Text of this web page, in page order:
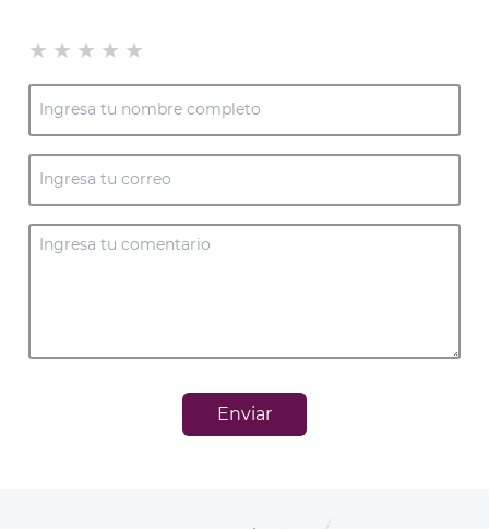
★ ★ ★ ★ ★
Enviar